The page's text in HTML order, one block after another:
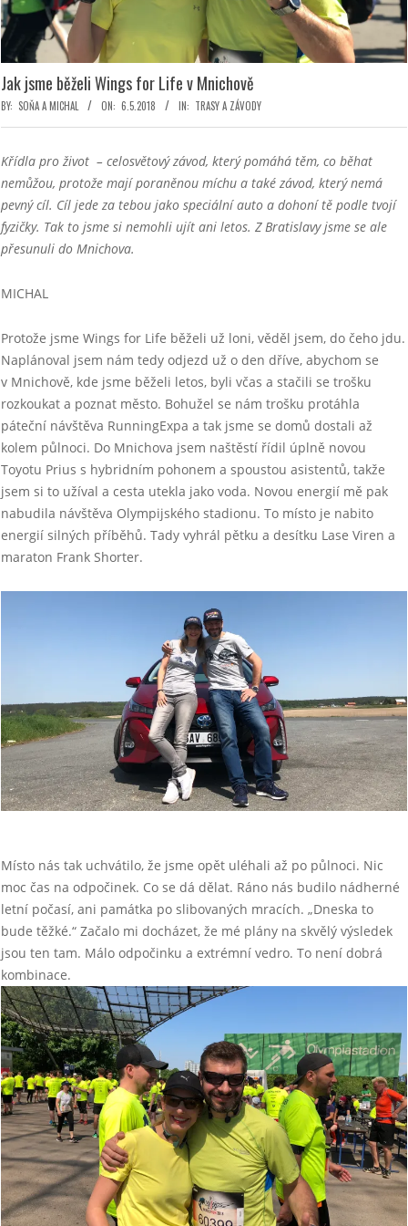
Jak jsme běželi Wings for Life v Mnichově
BY: SOŇA A MICHAL ON: 6.5.2018 IN: TRASY A ZÁVODY
Křídla pro život – celosvětový závod, který pomáhá těm, co běhat
nemůžou, protože mají poraněnou míchu a také závod, který nemá
pevný cíl. Cíl jede za tebou jako speciální auto a dohoní tě podle tvojí
fyzičky. Tak to jsme si nemohli ujít ani letos. Z Bratislavy jsme se ale
přesunuli do Mnichova.
MICHAL
Protože jsme Wings for Life běželi už loni, věděl jsem, do čeho jdu.
Naplánoval jsem nám tedy odjezd už o den dříve, abychom se
v Mnichově, kde jsme běželi letos, byli včas a stačili se trošku
rozkoukat a poznat město. Bohužel se nám trošku protáhla
páteční návštěva RunningExpa a tak jsme se domů dostali až
kolem půlnoci. Do Mnichova jsem naštěstí řídil úplně novou
Toyotu Prius s hybridním pohonem a spoustou asistentů, takže
jsem si to užíval a cesta utekla jako voda. Novou energií mě pak
nabudila návštěva Olympijského stadionu. To místo je nabito
energií silných příběhů. Tady vyhrál pětku a desítku Lase Viren a
maraton Frank Shorter.
Místo nás tak uchvátilo, že jsme opět uléhali až po půlnoci. Nic
moc čas na odpočinek. Co se dá dělat. Ráno nás budilo nádherné
letní počasí, ani památka po slibovaných mracích. „Dneska to
bude těžké.“ Začalo mi docházet, že mé plány na skvělý výsledek
jsou ten tam. Málo odpočinku a extrémní vedro. To není dobrá
kombinace.